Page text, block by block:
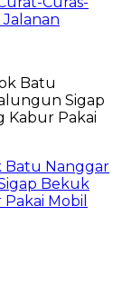
Batu Nanggar
Bekuk
Mobil